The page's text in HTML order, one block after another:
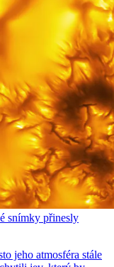
snímky přinesly
jeho atmosféra stále